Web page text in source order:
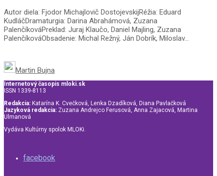
Autor diela: Fjodor Michajlovič DostojevskijRéžia: Eduard
KudláčDramaturgia: Darina Abrahámová, Zuzana
PalenčíkováPreklad: Juraj Klaučo, Daniel Majling, Zuzana
PalenčíkováObsadenie: Michal Režný, Ján Dobrík, Miloslav...
Martin Bujna
Internetový časopis mloki.sk
ISSN 1339-8113
Redakcia: Katarína K. Cvečková, Lenka Dzadíková, Diana Pavlačková
Jazyková redakcia: Zuzana Andrejco Ferusová, Anna Zajacová, Martina
Ulmanová
Vydáva Kultúrny spolok MLOKi.
facebook